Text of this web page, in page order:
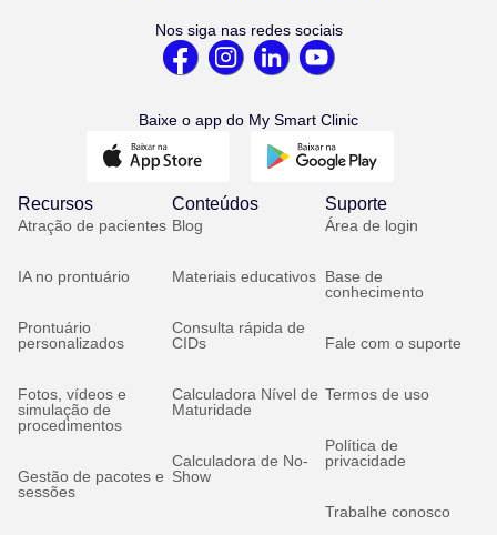
Nos siga nas redes sociais
Baixe o app do My Smart Clinic
Recursos
Atração de pacientes
IA no prontuário
Prontuário
personalizados
Fotos, vídeos e
simulação de
procedimentos
Gestão de pacotes e
sessões
Conteúdos
Blog
Materiais educativos
Consulta rápida de
CIDs
Calculadora Nível de
Maturidade
Calculadora de No-
Show
Suporte
Área de login
Base de
conhecimento
Fale com o suporte
Termos de uso
Política de
privacidade
Trabalhe conosco